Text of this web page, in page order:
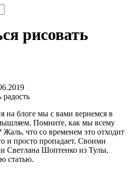
рисовать
на блоге мы с вами вернемся в
Помните, как мы всему
Жаль, что со временем это отходит
и просто пропадает. Своими
Светлана Шоптенко из Тулы,
статью.